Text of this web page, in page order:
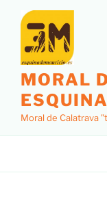
MORAL
Moral de Calatrava